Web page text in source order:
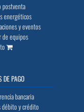
postventa
energéticos
y eventos
equipos
DE PAGO
bancaria
débito y crédito